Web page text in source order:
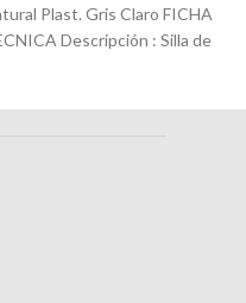
Plast. Gris Claro FICHA
Descripción : Silla de